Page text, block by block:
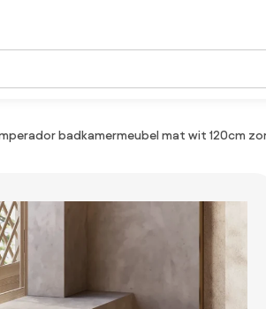
badkamermeubel mat wit 120cm